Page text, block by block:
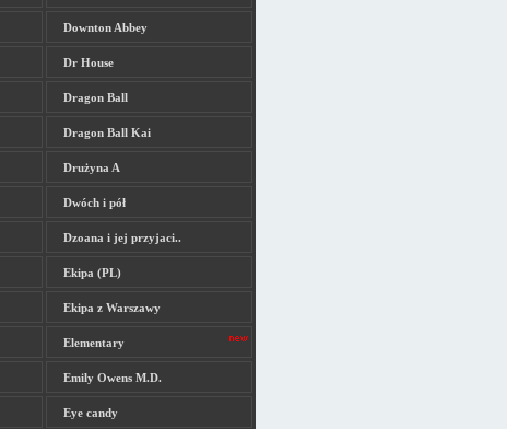
Downton Abbey
Dr House
Dragon Ball
Dragon Ball Kai
Drużyna A
Dwóch i pół
Dzoana i jej przyjaci..
Ekipa (PL)
Ekipa z Warszawy
Elementary
Emily Owens M.D.
Eye candy